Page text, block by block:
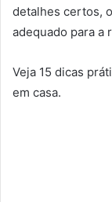
detalhes certos,
adequado para a
Veja 15 dicas
em casa.